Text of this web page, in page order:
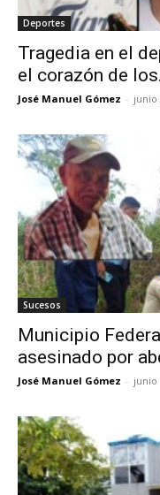
Deportes
Tragedia en el
el corazón de
José Manuel Gómez - junio
Sucesos
Municipio
asesinado por
José Manuel Gómez - junio